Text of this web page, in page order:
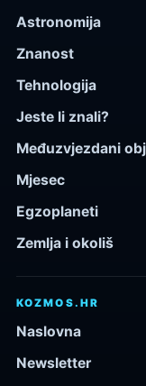
Astronomija
Znanost
Tehnologija
Jeste li znali?
Međuzvjezdani
Mjesec
Egzoplaneti
Zemlja i okoliš
KOZMOS.HR
Naslovna
Newsletter